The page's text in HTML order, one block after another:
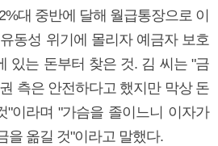
대 중반에 달해 월급통장으로 이
동성 위기에 몰리자 예금자 보호
있는 돈부터 찾은 것. 김 씨는 "금
측은 안전하다고 했지만 막상 돈
"이라며 "가슴을 졸이느니 이자가
을 옮길 것"이라고 말했다.